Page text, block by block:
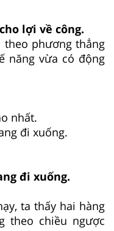
lợi về công.
phương thẳng
năng vừa có động
nhất.
đi xuống.
đi xuống.
ta thấy hai hàng
theo chiều ngược